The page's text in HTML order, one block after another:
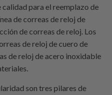
para el reemplazo de
de correas de reloj de
de correas de reloj. Los
de reloj de cuero de
de reloj de acero inoxidable
son tres pilares de